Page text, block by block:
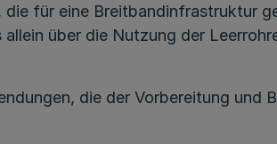
für eine Breitbandinfrastruktur
über die Nutzung der
die der Vorbereitung und